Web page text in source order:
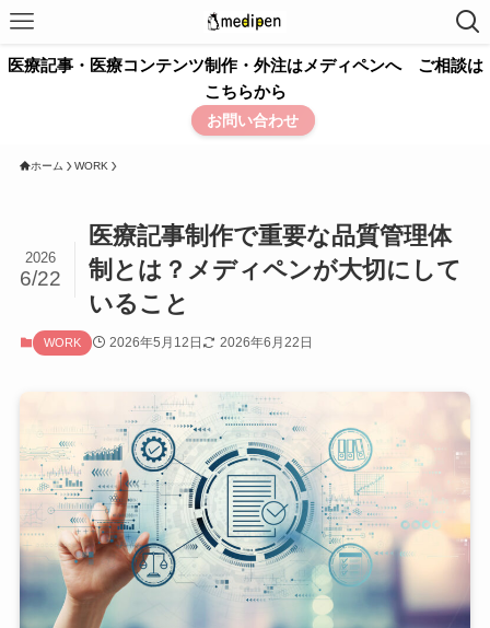
医療記事・医療コンテンツ制作・外注はメディペンへ ご相談は
こちらから
お問い合わせ
ホーム WORK
医療記事制作で重要な品質管理体
制とは？メディペンが大切にして
いること
2026
6/22
WORK 2026年5月12日 2026年6月22日